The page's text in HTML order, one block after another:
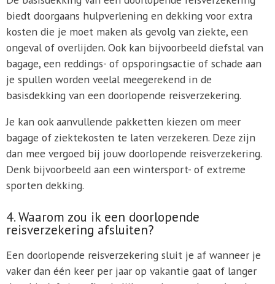
biedt doorgaans hulpverlening en dekking voor extra
kosten die je moet maken als gevolg van ziekte, een
ongeval of overlijden. Ook kan bijvoorbeeld diefstal van
bagage, een reddings- of opsporingsactie of schade aan
je spullen worden veelal meegerekend in de
basisdekking van een doorlopende reisverzekering.
Je kan ook aanvullende pakketten kiezen om meer
bagage of ziektekosten te laten verzekeren. Deze zijn
dan mee vergoed bij jouw doorlopende reisverzekering.
Denk bijvoorbeeld aan een wintersport- of extreme
sporten dekking.
4. Waarom zou ik een doorlopende
reisverzekering afsluiten?
Een doorlopende reisverzekering sluit je af wanneer je
vaker dan één keer per jaar op vakantie gaat of langer